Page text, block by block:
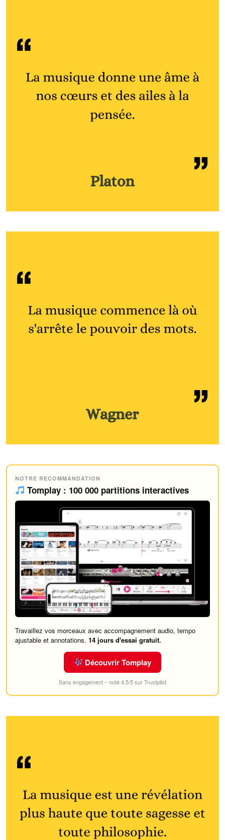
NOTRE RECOMMANDATION
Tomplay : 100 000 partitions interactives
Travaillez vos morceaux avec accompagnement audio, tempo
ajustable et annotations. 14 jours d'essai gratuit.
Découvrir Tomplay
Sans engagement – noté 4,5/5 sur Trustpilot